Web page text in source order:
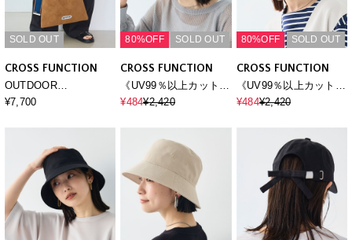
SOLD OUT
CROSS FUNCTION
OUTDOOR
PRODUCTS (アウトド
ドテープスウェードラ
イクトートバッグ
¥7,700
80%OFF SOLD OUT
CROSS FUNCTION
《UV99％以上カット》
エブ楽 遮光ベーシック
¥484¥2,420
80%OFF SOLD OUT
CROSS FUNCTION
《UV99％以上カット》
エブ楽 遮光ベーシック
¥484¥2,420